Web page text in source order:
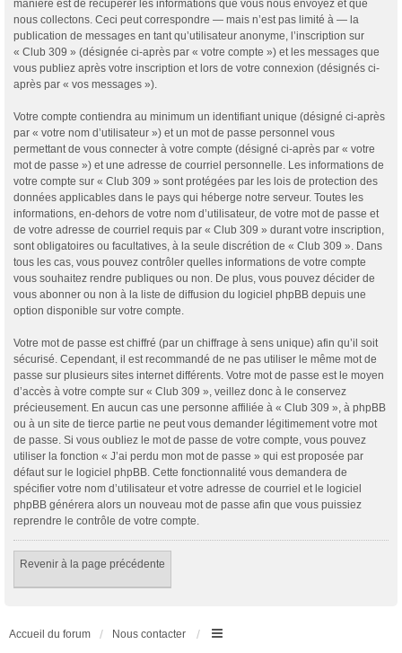
manière est de récupérer les informations que vous nous envoyez et que
nous collectons. Ceci peut correspondre — mais n’est pas limité à — la
publication de messages en tant qu’utilisateur anonyme, l’inscription sur
« Club 309 » (désignée ci-après par « votre compte ») et les messages que
vous publiez après votre inscription et lors de votre connexion (désignés ci-
après par « vos messages »).
Votre compte contiendra au minimum un identifiant unique (désigné ci-après
par « votre nom d’utilisateur ») et un mot de passe personnel vous
permettant de vous connecter à votre compte (désigné ci-après par « votre
mot de passe ») et une adresse de courriel personnelle. Les informations de
votre compte sur « Club 309 » sont protégées par les lois de protection des
données applicables dans le pays qui héberge notre serveur. Toutes les
informations, en-dehors de votre nom d’utilisateur, de votre mot de passe et
de votre adresse de courriel requis par « Club 309 » durant votre inscription,
sont obligatoires ou facultatives, à la seule discrétion de « Club 309 ». Dans
tous les cas, vous pouvez contrôler quelles informations de votre compte
vous souhaitez rendre publiques ou non. De plus, vous pouvez décider de
vous abonner ou non à la liste de diffusion du logiciel phpBB depuis une
option disponible sur votre compte.
Votre mot de passe est chiffré (par un chiffrage à sens unique) afin qu’il soit
sécurisé. Cependant, il est recommandé de ne pas utiliser le même mot de
passe sur plusieurs sites internet différents. Votre mot de passe est le moyen
d’accès à votre compte sur « Club 309 », veillez donc à le conservez
précieusement. En aucun cas une personne affiliée à « Club 309 », à phpBB
ou à un site de tierce partie ne peut vous demander légitimement votre mot
de passe. Si vous oubliez le mot de passe de votre compte, vous pouvez
utiliser la fonction « J’ai perdu mon mot de passe » qui est proposée par
défaut sur le logiciel phpBB. Cette fonctionnalité vous demandera de
spécifier votre nom d’utilisateur et votre adresse de courriel et le logiciel
phpBB générera alors un nouveau mot de passe afin que vous puissiez
reprendre le contrôle de votre compte.
Revenir à la page précédente
Accueil du forum Nous contacter